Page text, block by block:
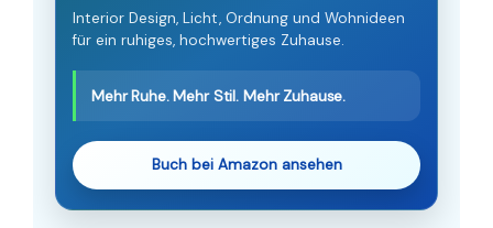
Interior Design, Licht, Ordnung und Wohnideen
für ein ruhiges, hochwertiges Zuhause.
Mehr Ruhe. Mehr Stil. Mehr Zuhause.
Buch bei Amazon ansehen